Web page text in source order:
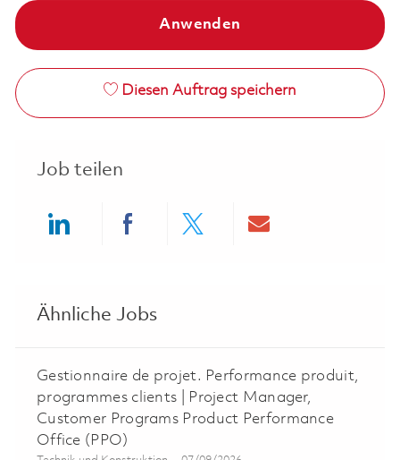
Anwenden
Diesen Auftrag speichern
Job teilen
Ähnliche Jobs
Gestionnaire de projet. Performance produit,
programmes clients | Project Manager,
Customer Programs Product Performance
Office (PPO)